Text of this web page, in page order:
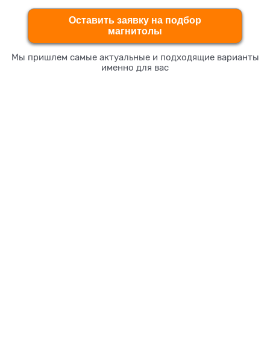
Оставить заявку на подбор
магнитолы
Мы пришлем самые актуальные и подходящие варианты
именно для вас